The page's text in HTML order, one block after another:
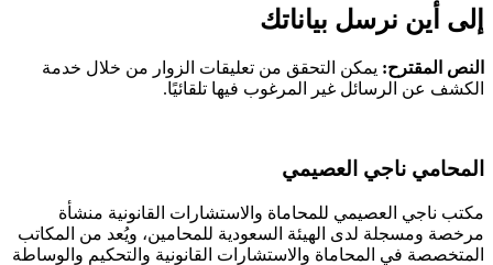
إلى أين نرسل بياناتك
النص المقترح: يمكن التحقق من تعليقات الزوار من خلال خدمة
الكشف عن الرسائل غير المرغوب فيها تلقائيًا.
المحامي ناجي العصيمي
مكتب ناجي العصيمي للمحاماة والاستشارات القانونية منشأة
مرخصة ومسجلة لدى الهيئة السعودية للمحامين، ويُعد من المكاتب
المتخصصة في المحاماة والاستشارات القانونية والتحكيم والوساطة